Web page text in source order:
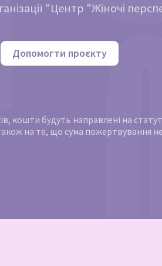
"Центр "Жіночі
Допомогти проєкту
кошти будуть направлені на
на те, що сума пожертвування